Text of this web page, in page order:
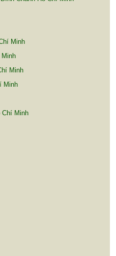
Minh
Minh
Minh
Minh
Chí Minh